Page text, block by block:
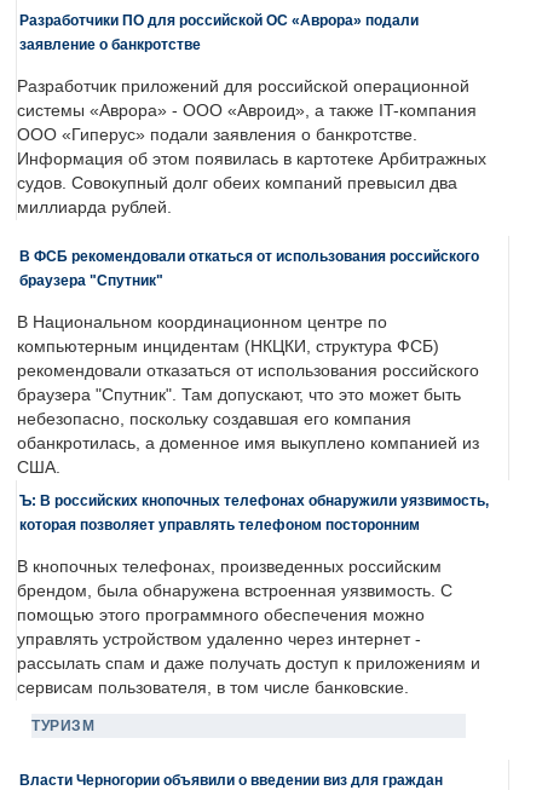
Разработчики ПО для российской ОС «Аврора» подали
заявление о банкротстве
Разработчик приложений для российской операционной
системы «Аврора» - ООО «Авроид», а также IT-компания
ООО «Гиперус» подали заявления о банкротстве.
Информация об этом появилась в картотеке Арбитражных
судов. Совокупный долг обеих компаний превысил два
миллиарда рублей.
В ФСБ рекомендовали откаться от использования российского
браузера "Спутник"
В Национальном координационном центре по
компьютерным инцидентам (НКЦКИ, структура ФСБ)
рекомендовали отказаться от использования российского
браузера "Спутник". Там допускают, что это может быть
небезопасно, поскольку создавшая его компания
обанкротилась, а доменное имя выкуплено компанией из
США.
Ъ: В российских кнопочных телефонах обнаружили уязвимость,
которая позволяет управлять телефоном посторонним
В кнопочных телефонах, произведенных российским
брендом, была обнаружена встроенная уязвимость. С
помощью этого программного обеспечения можно
управлять устройством удаленно через интернет -
рассылать спам и даже получать доступ к приложениям и
сервисам пользователя, в том числе банковские.
ТУРИЗМ
Власти Черногории объявили о введении виз для граждан